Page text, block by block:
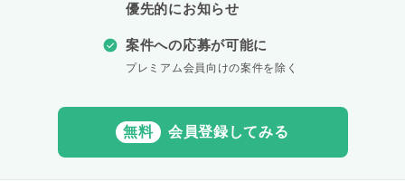
優先的にお知らせ
案件への応募が可能に
プレミアム会員向けの案件を除く
無料 会員登録してみる